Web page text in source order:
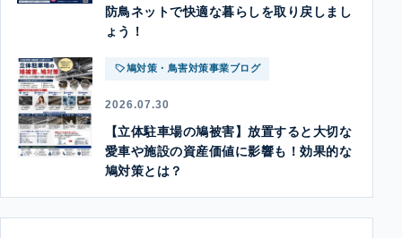
防鳥ネットで快適な暮らしを取り戻しまし
ょう！
鳩対策・鳥害対策事業ブログ
2026.07.30
【立体駐車場の鳩被害】放置すると大切な
愛車や施設の資産価値に影響も！効果的な
鳩対策とは？